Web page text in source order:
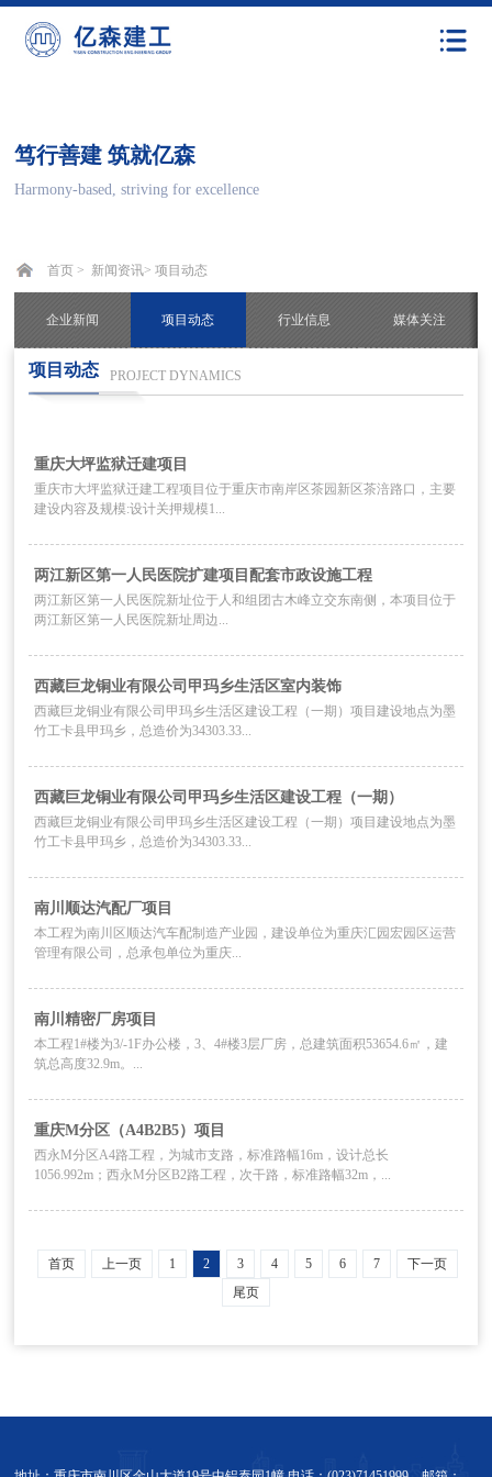
笃行善建 筑就亿森
Harmony-based, striving for excellence
企业新闻 项目动态 行业信息 媒体关注
项目动态 PROJECT DYNAMICS
首页 > 新闻资讯>项目动态
重庆大坪监狱迁建项目
重庆市大坪监狱迁建工程项目位于重庆市南岸区茶园新区茶涪路口，主要
建设内容及规模:设计关押规模1...
两江新区第一人民医院扩建项目配套市政设施工程
两江新区第一人民医院新址位于人和组团古木峰立交东南侧，本项目位于
两江新区第一人民医院新址周边...
西藏巨龙铜业有限公司甲玛乡生活区室内装饰
西藏巨龙铜业有限公司甲玛乡生活区建设工程（一期）项目建设地点为墨
竹工卡县甲玛乡，总造价为34303.33...
西藏巨龙铜业有限公司甲玛乡生活区建设工程（一期）
西藏巨龙铜业有限公司甲玛乡生活区建设工程（一期）项目建设地点为墨
竹工卡县甲玛乡，总造价为34303.33...
南川顺达汽配厂项目
本工程为南川区顺达汽车配制造产业园，建设单位为重庆汇园宏园区运营
管理有限公司，总承包单位为重庆...
南川精密厂房项目
本工程1#楼为3/-1F办公楼，3、4#楼3层厂房，总建筑面积53654.6㎡，建
筑总高度32.9m。...
重庆M分区（A4B2B5）项目
西永M分区A4路工程，为城市支路，标准路幅16m，设计总长
1056.992m；西永M分区B2路工程，次干路，标准路幅32m，...
首页 上一页 1 2 3 4 5 6 7
下一页
尾页